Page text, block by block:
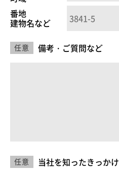
番地
建物名など
備考・ご質問など
任意
当社を知ったきっかけ
任意